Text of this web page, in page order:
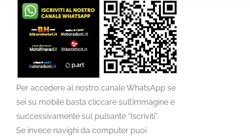
Per accedere al nostro canale WhatsApp se
sei su mobile basta cliccare sull’immagine e
successivamente sul pulsante “Iscriviti”.
Se invece navighi da computer puoi